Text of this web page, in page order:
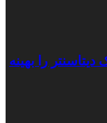
را بهینه